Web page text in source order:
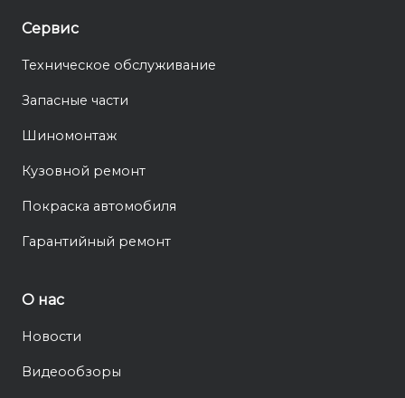
Сервис
Техническое обслуживание
Запасные части
Шиномонтаж
Кузовной ремонт
Покраска автомобиля
Гарантийный ремонт
О нас
Новости
Видеообзоры